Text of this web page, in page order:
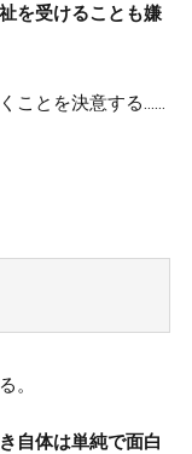
を受けることも嫌
ことを決意する……
。
自体は単純で面白